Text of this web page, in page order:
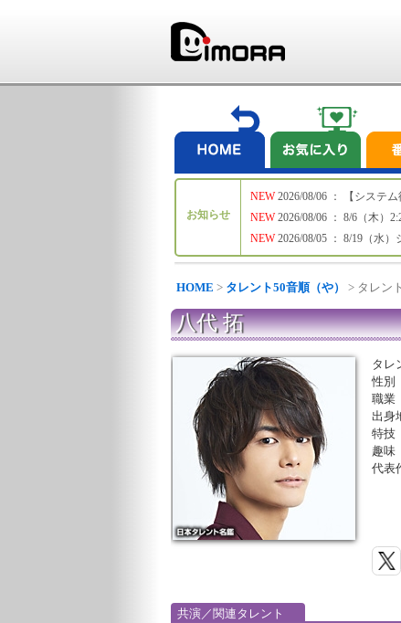
お知らせ
NEW
NEW
NEW
2026/08/06 ： 【システ
2026/08/06 ： 8/6（木
2026/08/05 ： 8/19（水
HOME > タレント50音順（や） > タレン
八代 拓
タレ
性別
職業
出身
特技
趣味
代表
共演／関連タレント